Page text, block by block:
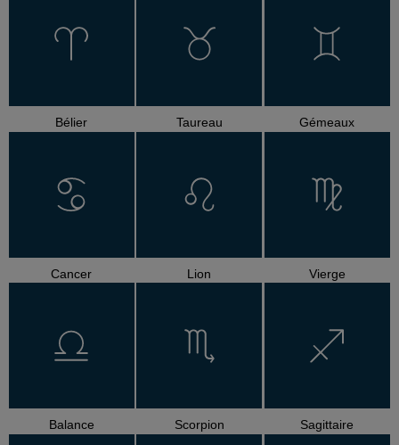
Bélier Taureau Gémeaux
Cancer Lion Vierge
Balance Scorpion Sagittaire